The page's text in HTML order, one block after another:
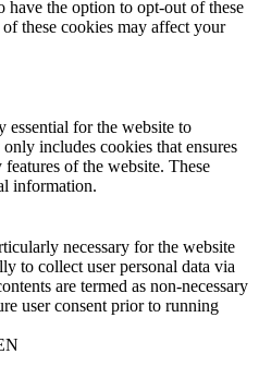
the option to opt-out of these
these cookies may affect your
essential for the website to
includes cookies that ensures
of the website. These
information.
necessary for the website
to collect user personal data via
are termed as non-necessary
user consent prior to running